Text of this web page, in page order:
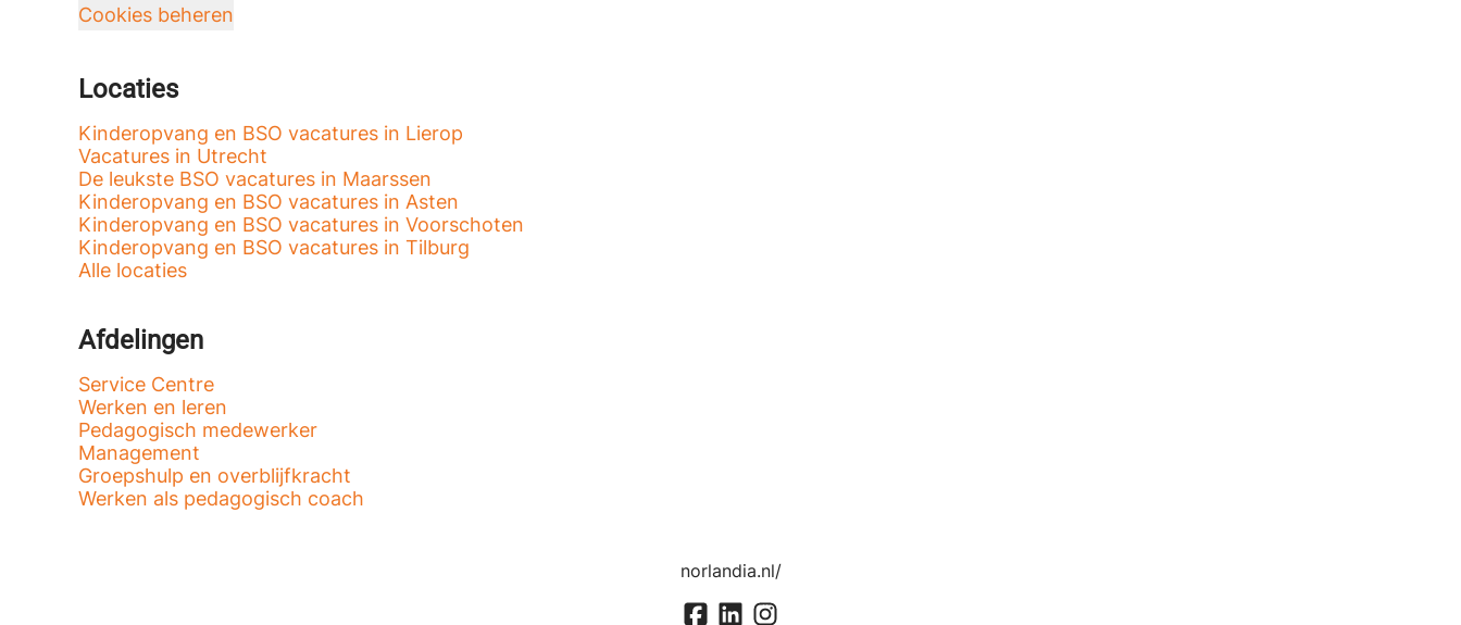
Cookies beheren
Locaties
Kinderopvang en BSO vacatures in Lierop
Vacatures in Utrecht
De leukste BSO vacatures in Maarssen
Kinderopvang en BSO vacatures in Asten
Kinderopvang en BSO vacatures in Voorschoten
Kinderopvang en BSO vacatures in Tilburg
Alle locaties
Afdelingen
Service Centre
Werken en leren
Pedagogisch medewerker
Management
Groepshulp en overblijfkracht
Werken als pedagogisch coach
norlandia.nl/